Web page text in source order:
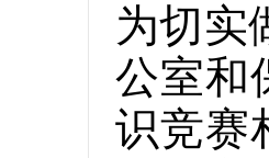
为切实
公室和
识竞赛